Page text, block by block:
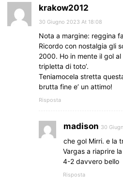
krakow2012
30 Giugno 2023 At 18:08
Nota a margine: reggina
Ricordo con nostalgia gli
2000. Ho in mente il gol
tripletta di toto’.
Teniamocela stretta
brutta fine e’ un attimo!
Risposta
madison 30
che gol Mirri. e la
Vargas a riaprire
4-2 davvero bello
Risposta